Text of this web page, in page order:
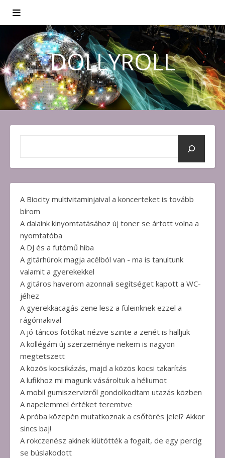
DOLLYROLL
A Biocity multivitaminjaival a koncerteket is tovább
bírom
A dalaink kinyomtatásához új toner se ártott volna a
nyomtatóba
A DJ és a futómű hiba
A gitárhúrok magja acélból van - ma is tanultunk
valamit a gyerekekkel
A gitáros haverom azonnali segítséget kapott a WC-
jéhez
A gyerekkacagás zene lesz a füleinknek ezzel a
rágómakival
A jó táncos fotókat nézve szinte a zenét is halljuk
A kollégám új szerzeménye nekem is nagyon
megtetszett
A közös kocsikázás, majd a közös kocsi takarítás
A lufikhoz mi magunk vásároltuk a héliumot
A mobil gumiszervizről gondolkodtam utazás közben
A napelemmel értéket teremtve
A próba közepén mutatkoznak a csőtörés jelei? Akkor
sincs baj!
A rokczenész akinek kiütötték a fogait, de egy percig
se búslakodott